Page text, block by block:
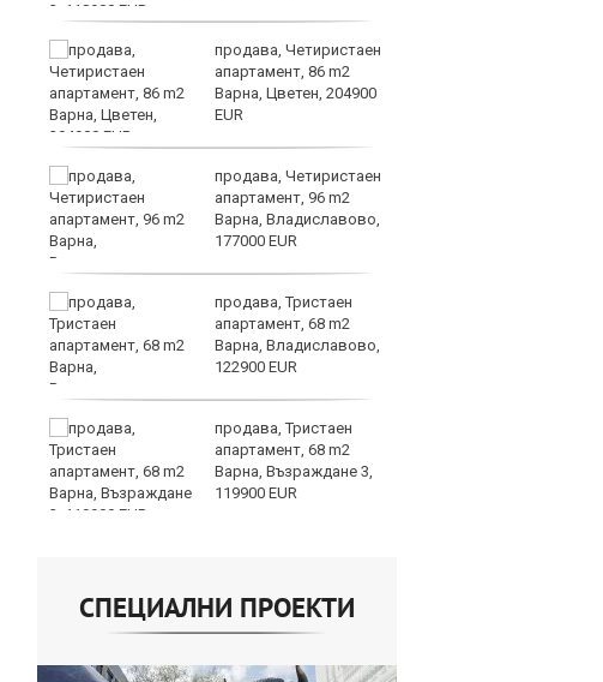
продава, Четиристаен
апартамент, 86 m2
Варна, Цветен, 204900
EUR
продава, Четиристаен
апартамент, 96 m2
Варна, Владиславово,
177000 EUR
продава, Тристаен
апартамент, 68 m2
Варна, Владиславово,
122900 EUR
продава, Тристаен
апартамент, 68 m2
Варна, Възраждане 3,
119900 EUR
СПЕЦИАЛНИ ПРОЕКТИ